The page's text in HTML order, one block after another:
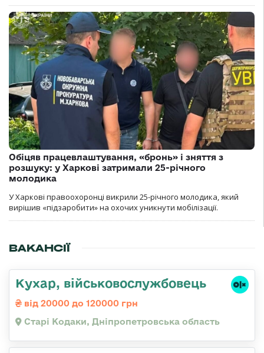
Обіцяв працевлаштування, «бронь» і зняття з
розшуку: у Харкові затримали 25-річного
молодика
У Харкові правоохоронці викрили 25-річного молодика, який
вирішив «підзаробити» на охочих уникнути мобілізації.
ВАКАНСІЇ
Кухар, військовослужбовець
від 20000 до 120000 грн
Старі Кодаки, Дніпропетровська область